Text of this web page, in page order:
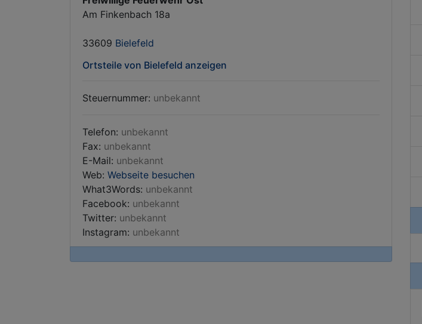
Am Finkenbach 18a
33609 Bielefeld
Ortsteile von Bielefeld anzeigen
Steuernummer: unbekannt
Telefon: unbekannt
Fax: unbekannt
E-Mail: unbekannt
Web: Webseite besuchen
What3Words: unbekannt
Facebook: unbekannt
Twitter: unbekannt
Instagram: unbekannt